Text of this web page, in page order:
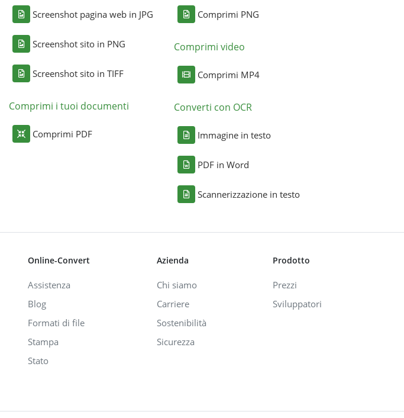
Screenshot pagina web in JPG
Screenshot sito in PNG
Screenshot sito in TIFF
Comprimi i tuoi documenti
Comprimi PDF
Comprimi PNG
Comprimi video
Comprimi MP4
Converti con OCR
Immagine in testo
PDF in Word
Scannerizzazione in testo
Online-Convert
Assistenza
Blog
Formati di file
Stampa
Stato
Azienda
Chi siamo
Carriere
Sostenibilità
Sicurezza
Prodotto
Prezzi
Sviluppatori